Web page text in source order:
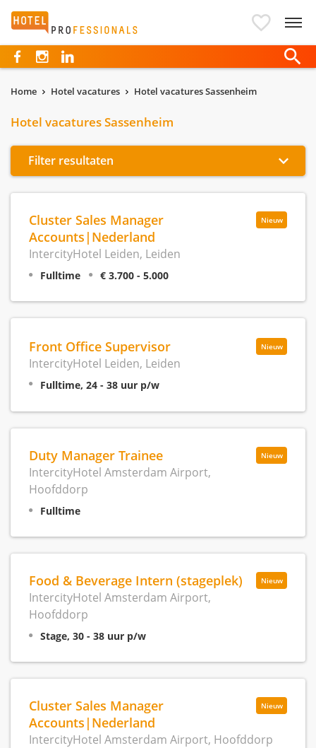
Hotelprofessionals
Home Hotel vacatures Hotel vacatures Sassenheim
Hotel vacatures Sassenheim
Filter resultaten
Nieuw
Cluster Sales Manager
Accounts|Nederland
IntercityHotel Leiden, Leiden
Fulltime € 3.700 - 5.000
Nieuw
Front Office Supervisor
IntercityHotel Leiden, Leiden
Fulltime, 24 - 38 uur p/w
Nieuw
Duty Manager Trainee
IntercityHotel Amsterdam Airport,
Hoofddorp
Fulltime
Nieuw
Food & Beverage Intern (stageplek)
IntercityHotel Amsterdam Airport,
Hoofddorp
Stage, 30 - 38 uur p/w
Nieuw
Cluster Sales Manager
Accounts|Nederland
IntercityHotel Amsterdam Airport, Hoofddorp